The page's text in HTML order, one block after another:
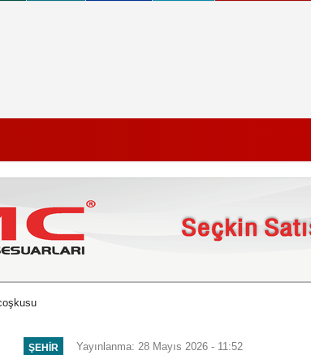
ŞEHIR Yayınlanma: 28 Mayıs 2026 - 11:52